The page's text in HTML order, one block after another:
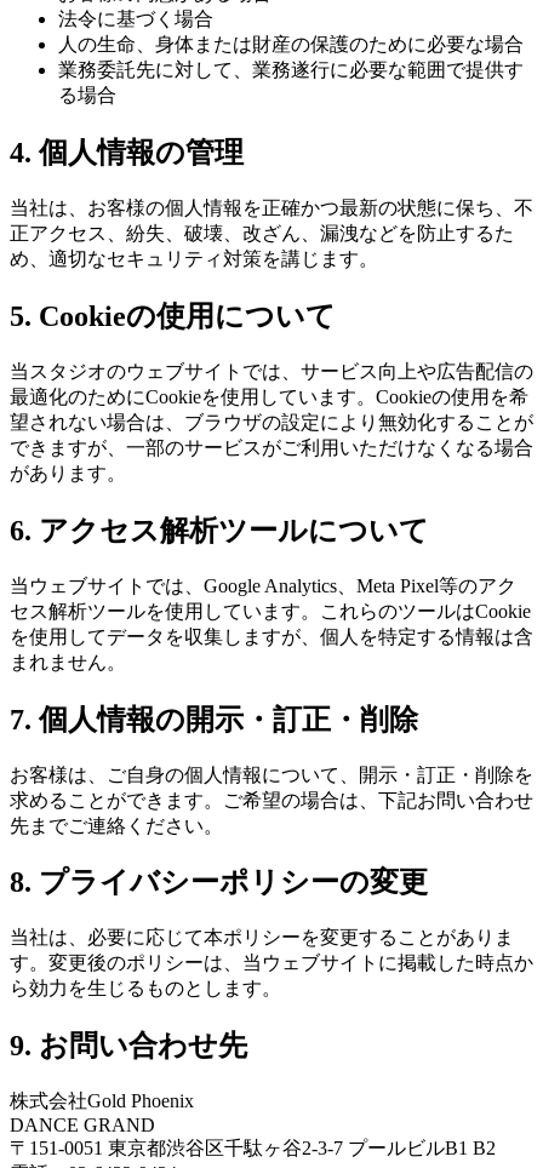
法令に基づく場合
人の生命、身体または財産の保護のために必要な場合
業務委託先に対して、業務遂行に必要な範囲で提供す
る場合
4. 個人情報の管理
当社は、お客様の個人情報を正確かつ最新の状態に保ち、不
正アクセス、紛失、破壊、改ざん、漏洩などを防止するた
め、適切なセキュリティ対策を講じます。
5. Cookieの使用について
当スタジオのウェブサイトでは、サービス向上や広告配信の
最適化のためにCookieを使用しています。Cookieの使用を希
望されない場合は、ブラウザの設定により無効化することが
できますが、一部のサービスがご利用いただけなくなる場合
があります。
6. アクセス解析ツールについて
当ウェブサイトでは、Google Analytics、Meta Pixel等のアク
セス解析ツールを使用しています。これらのツールはCookie
を使用してデータを収集しますが、個人を特定する情報は含
まれません。
7. 個人情報の開示・訂正・削除
お客様は、ご自身の個人情報について、開示・訂正・削除を
求めることができます。ご希望の場合は、下記お問い合わせ
先までご連絡ください。
8. プライバシーポリシーの変更
当社は、必要に応じて本ポリシーを変更することがありま
す。変更後のポリシーは、当ウェブサイトに掲載した時点か
ら効力を生じるものとします。
9. お問い合わせ先
株式会社Gold Phoenix
DANCE GRAND
〒151-0051 東京都渋谷区千駄ヶ谷2-3-7 プールビルB1 B2